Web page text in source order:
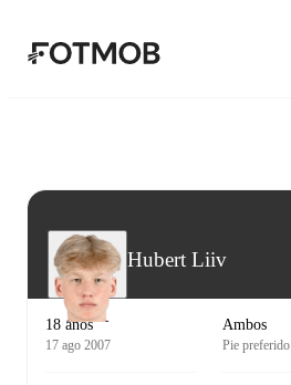
Hubert Liiv
18 años
17 ago 2007
Ambos
Pie preferido